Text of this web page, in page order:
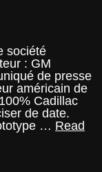
société
: GM
de presse
américain de
Cadillac
de date.
… Read